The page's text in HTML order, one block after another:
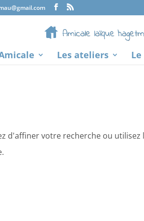
Les ateliers
d'affiner votre recherche ou utilisez